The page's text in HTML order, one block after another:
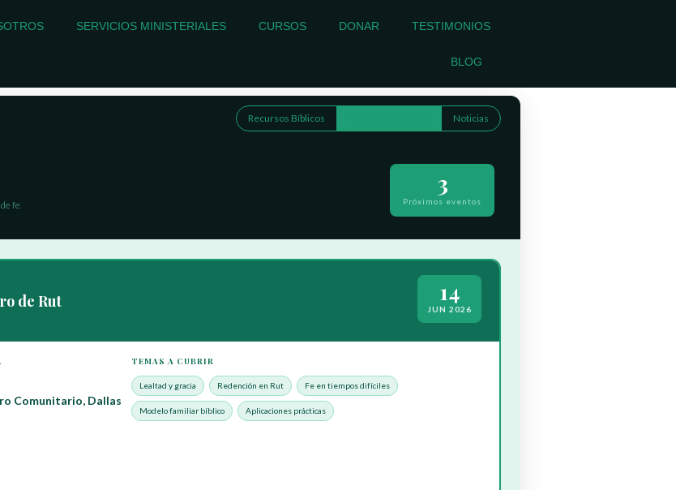
SERVICIOS MINISTERIALES CURSOS DONAR TESTIMONIOS
BLOG
Recursos Bíblicos Noticias
fe
3
Próximos eventos
de Rut 14
JUN 2026
Comunitario, Dallas
TEMAS A CUBRIR
Lealtad y gracia Redención en Rut Fe en tiempos difíciles
Modelo familiar bíblico Aplicaciones prácticas